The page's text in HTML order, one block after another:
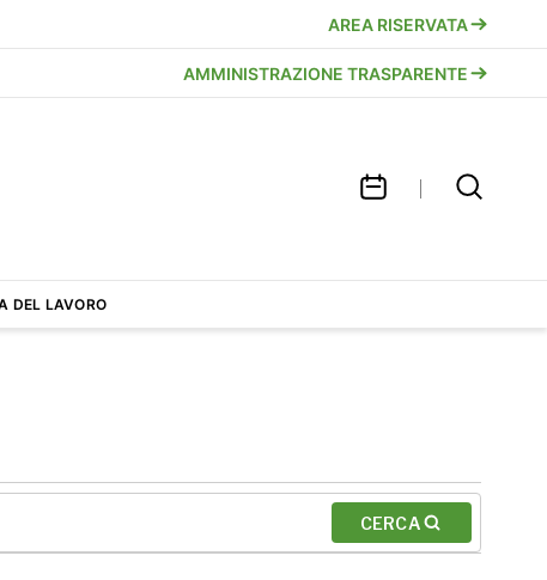
AREA RISERVATA
AMMINISTRAZIONE TRASPARENTE
DEL LAVORO
CERCA